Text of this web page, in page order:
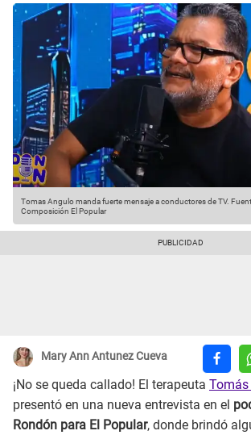
Tomas Angulo manda fuerte mensaje a conductores de TV.
Composición El Popular
Mary Ann Antunez Cueva
¡No se queda callado! El terapeuta
presentó en una nueva entrevista en el
Rondón para El Popular, donde brindó